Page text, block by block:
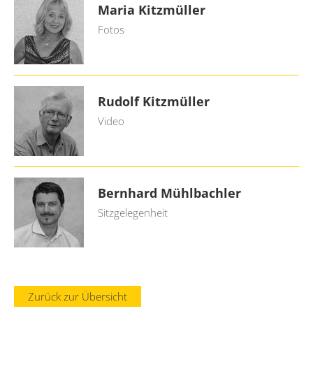
Maria Kitzmüller
Fotos
Rudolf Kitzmüller
Video
Bernhard Mühlbachler
Sitzgelegenheit
Zurück zur Übersicht